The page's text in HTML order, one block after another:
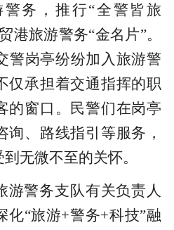
务，推行“全警皆旅
港旅游警务“金名片”。
警岗亭纷纷加入旅游警
仅承担着交通指挥的职
的窗口。民警们在岗亭
询、路线指引等服务，
无微不至的关怀。
游警务支队有关负责人
化“旅游+警务+科技”融